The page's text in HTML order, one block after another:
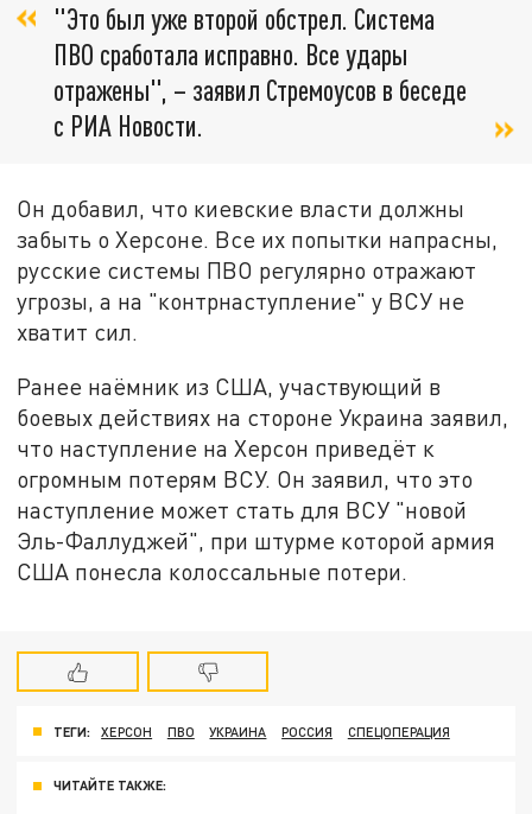
"Это был уже второй обстрел. Система
ПВО сработала исправно. Все удары
отражены", – заявил Стремоусов в беседе
с РИА Новости.
Он добавил, что киевские власти должны
забыть о Херсоне. Все их попытки напрасны,
русские системы ПВО регулярно отражают
угрозы, а на "контрнаступление" у ВСУ не
хватит сил.
Ранее наёмник из США, участвующий в
боевых действиях на стороне Украина заявил,
что наступление на Херсон приведёт к
огромным потерям ВСУ. Он заявил, что это
наступление может стать для ВСУ "новой
Эль-Фаллуджей", при штурме которой армия
США понесла колоссальные потери.
ТЕГИ: ХЕРСОН ПВО УКРАИНА РОССИЯ СПЕЦОПЕРАЦИЯ
ЧИТАЙТЕ ТАКЖЕ: